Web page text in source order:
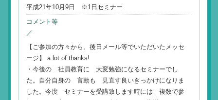
平成21年10月9日 ※1日セミナー
コメント等
／
【ご参加の方々から、後日メール等でいただいたメッセ
ージ】 a lot of thanks!
・今後の 社員教育に 大変勉強になるセミナーでし
た。自分自身の 言動も 見直す良いきっかけになりま
した。今度 セミナーを受講致します時には 複数で参